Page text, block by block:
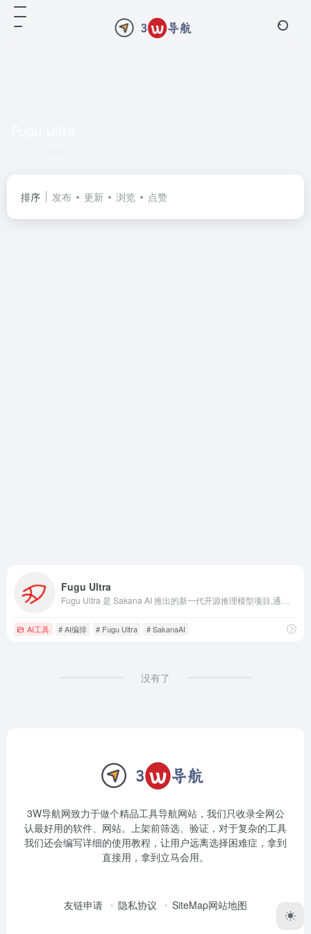
排序 发布 更新 浏览 点赞
Fugu Ultra
AI工具 # AI编排 # Fugu Ultra # SakanaAI
没有了
3W导航网致力于做个精品工具导航网站，我们只收录全网公
认最好用的软件、网站。上架前筛选、验证，对于复杂的工具
我们还会编写详细的使用教程，让用户远离选择困难症，拿到
直接用，拿到立马会用。
友链申请 隐私协议 SiteMap网站地图